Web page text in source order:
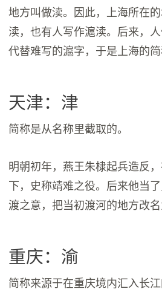
地方叫做渎。因此，上海所在
渎，也有人写作滬渎。后来，
代替难写的滬字，于是上海的简
天津：津
简称是从名称里截取的。
明朝初年，燕王朱棣起兵造反
下，史称靖难之役。后来他当
渡之意，把当初渡河的地方改名
重庆：渝
简称来源于在重庆境内汇入长